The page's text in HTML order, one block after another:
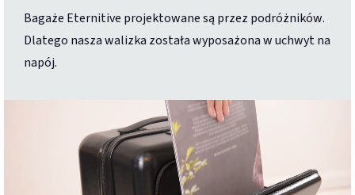
Bagaże Eternitive projektowane są przez podróżników.
Dlatego nasza walizka została wyposażona w uchwyt na
napój.